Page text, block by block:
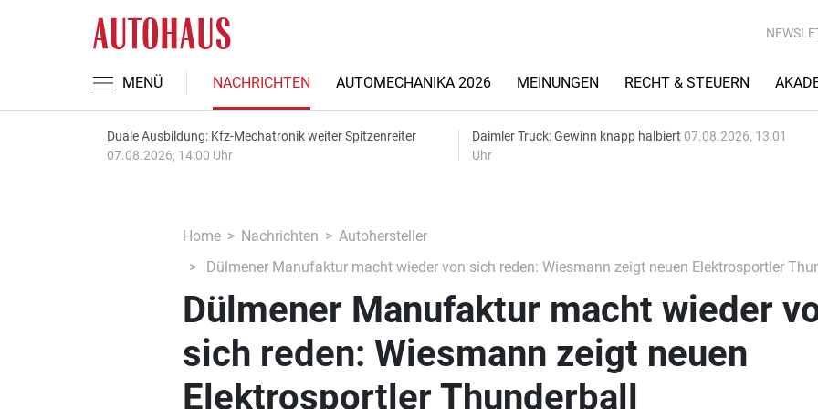
MENÜ NACHRICHTEN AUTOMECHANIKA 2026 MEINUNGEN RECHT & STEUERN
Duale Ausbildung: Kfz-Mechatronik weiter Spitzenreiter
07.08.2026, 14:00 Uhr
Daimler Truck: Gewinn knapp halbiert 07.08.2026, 13:01
Uhr
Home Nachrichten
Autohersteller
Dülmener Manufaktur macht wieder von sich reden: Wiesmann zeigt neuen Elektrosportler
Dülmener Manufaktur macht wieder
sich reden: Wiesmann zeigt neuen
Elektrosportler Thunderball